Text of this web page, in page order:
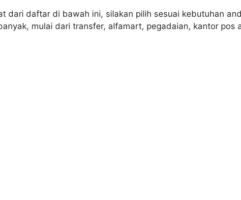
dari daftar di bawah ini, silakan pilih sesuai kebutuhan
mulai dari transfer, alfamart, pegadaian, kantor pos